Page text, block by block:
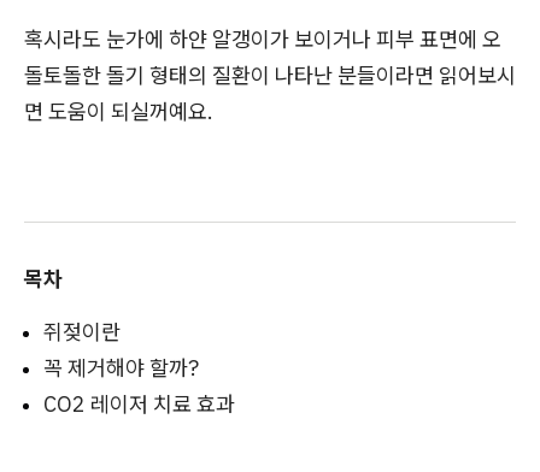
혹시라도 눈가에 하얀 알갱이가 보이거나 피부 표면에 오
돌토돌한 돌기 형태의 질환이 나타난 분들이라면 읽어보시
면 도움이 되실꺼예요.
목차
쥐젖이란
꼭 제거해야 할까?
CO2 레이저 치료 효과